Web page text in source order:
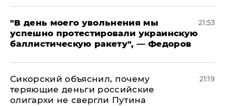
​"В день моего увольнения мы
успешно протестировали украинскую
баллистическую ракету", — Федоров
21:53
Сикорский объяснил, почему
теряющие деньги российские
олигархи не свергли Путина
21:19